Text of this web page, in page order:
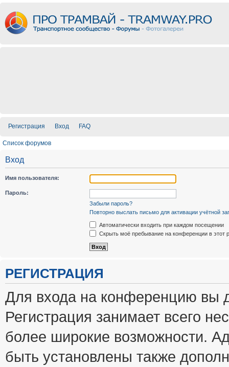
Регистрация Вход FAQ
Список форумов
Вход
Имя пользователя:
Пароль:
Забыли пароль?
Повторно выслать письмо для активации учётной
Автоматически входить при каждом посещении
Скрыть моё пребывание на конференции в этот
РЕГИСТРАЦИЯ
Для входа на конференцию вы
Регистрация занимает всего
более широкие возможности.
быть установлены также